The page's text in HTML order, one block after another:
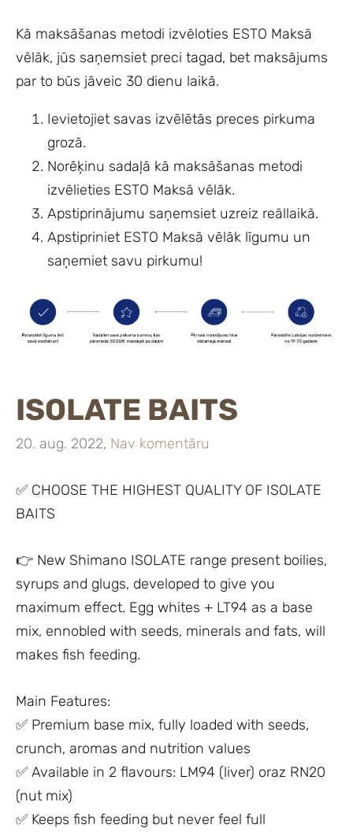
Kā maksāšanas metodi izvēloties ESTO Maksā
vēlāk, jūs saņemsiet preci tagad, bet maksājums
par to būs jāveic 30 dienu laikā.
Ievietojiet savas izvēlētās preces pirkuma
grozā.
Norēķinu sadaļā kā maksāšanas metodi
izvēlieties ESTO Maksā vēlāk.
Apstiprinājumu saņemsiet uzreiz reāllaikā.
Apstipriniet ESTO Maksā vēlāk līgumu un
saņemiet savu pirkumu!
ISOLATE BAITS
20. aug. 2022, Nav komentāru
✅ CHOOSE THE HIGHEST QUALITY OF ISOLATE
BAITS
👉 New Shimano ISOLATE range present boilies,
syrups and glugs, developed to give you
maximum effect. Egg whites + LT94 as a base
mix, ennobled with seeds, minerals and fats, will
makes fish feeding.
Main Features:
✅ Premium base mix, fully loaded with seeds,
crunch, aromas and nutrition values
✅ Available in 2 flavours: LM94 (liver) oraz RN20
(nut mix)
✅ Keeps fish feeding but never feel full